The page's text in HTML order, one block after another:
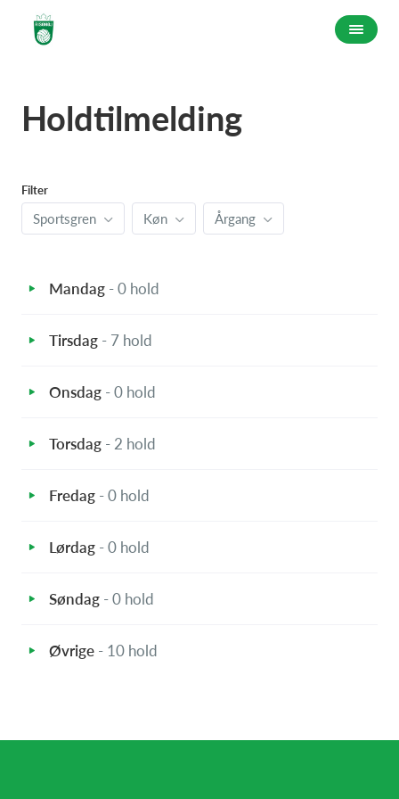
Holdtilmelding
Filter
Sportsgren Køn Årgang
Mandag - 0 hold
Tirsdag - 7 hold
Onsdag - 0 hold
Torsdag - 2 hold
Fredag - 0 hold
Lørdag - 0 hold
Søndag - 0 hold
Øvrige - 10 hold